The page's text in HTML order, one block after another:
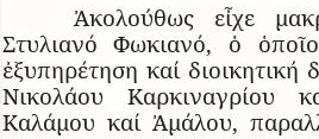
Ἀκολούθως εἶχε
Στυλιανό Φωκιανό, ὁ
ἐξυπηρέτηση καί διοικητική
Νικολάου Καρκιναγρίου
Καλάμου καί Ἀμάλου,